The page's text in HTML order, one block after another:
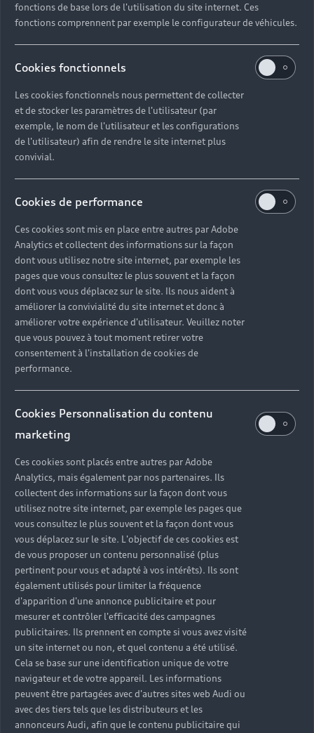
fonctions de base lors de l'utilisation du site internet. Ces
fonctions comprennent par exemple le configurateur de véhicules.
Cookies fonctionnels
Les cookies fonctionnels nous permettent de collecter
et de stocker les paramètres de l'utilisateur (par
exemple, le nom de l'utilisateur et les configurations
de l'utilisateur) afin de rendre le site internet plus
convivial.
Cookies de performance
Ces cookies sont mis en place entre autres par Adobe
Analytics et collectent des informations sur la façon
dont vous utilisez notre site internet, par exemple les
pages que vous consultez le plus souvent et la façon
dont vous vous déplacez sur le site. Ils nous aident à
améliorer la convivialité du site internet et donc à
améliorer votre expérience d'utilisateur. Veuillez noter
que vous pouvez à tout moment retirer votre
consentement à l'installation de cookies de
performance.
Cookies Personnalisation du contenu
marketing
Ces cookies sont placés entre autres par Adobe
Analytics, mais également par nos partenaires. Ils
collectent des informations sur la façon dont vous
utilisez notre site internet, par exemple les pages que
vous consultez le plus souvent et la façon dont vous
vous déplacez sur le site. L'objectif de ces cookies est
de vous proposer un contenu personnalisé (plus
pertinent pour vous et adapté à vos intérêts). Ils sont
également utilisés pour limiter la fréquence
d'apparition d'une annonce publicitaire et pour
mesurer et contrôler l'efficacité des campagnes
publicitaires. Ils prennent en compte si vous avez visité
un site internet ou non, et quel contenu a été utilisé.
Cela se base sur une identification unique de votre
navigateur et de votre appareil. Les informations
peuvent être partagées avec d'autres sites web Audi ou
avec des tiers tels que les distributeurs et les
annonceurs Audi, afin que le contenu publicitaire qui